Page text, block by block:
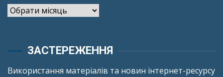
Архіви
ЗАСТЕРЕЖЕННЯ
Використання матеріалів та новин інтернет-ресурсу